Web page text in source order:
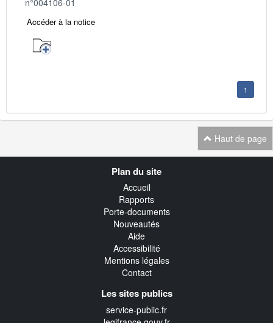
Accéder à la notice
1
Haut de page
Plan du site
Accueil
Rapports
Porte-documents
Nouveautés
Aide
Accessibilité
Mentions légales
Contact
Les sites publics
service-public.fr